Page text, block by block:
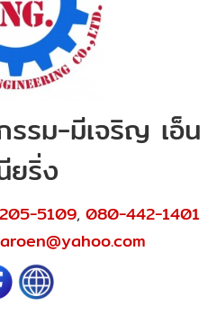
รรม-มีเจริญ เอ็น
ยริ่ง
5109, 080-442-1401